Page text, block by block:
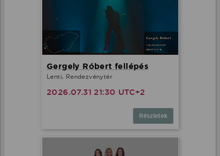
Gergely Róbert fellépés
Lenti, Rendezvénytér
2026.07.31 21:30 UTC+2
Részletek